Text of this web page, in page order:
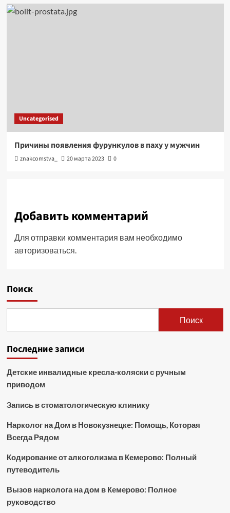
Uncategorised
Причины появления фурункулов в паху у мужчин
znakcomstva_ 20 марта 2023 0
Добавить комментарий
Для отправки комментария вам необходимо
авторизоваться.
Поиск
Поиск
Последние записи
Детские инвалидные кресла-коляски с ручным
приводом
Запись в стоматологическую клинику
Нарколог на Дом в Новокузнецке: Помощь, Которая
Всегда Рядом
Кодирование от алкоголизма в Кемерово: Полный
путеводитель
Вызов нарколога на дом в Кемерово: Полное
руководство